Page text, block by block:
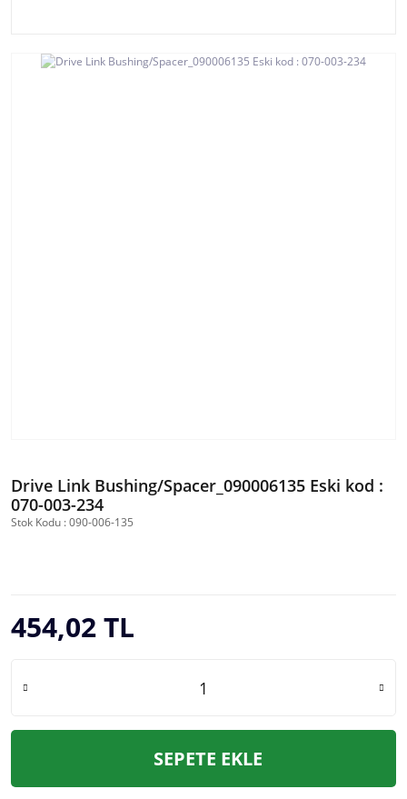
Drive Link Bushing/Spacer_090006135 Eski kod :
070-003-234
Stok Kodu : 090-006-135
454,02 TL
SEPETE EKLE